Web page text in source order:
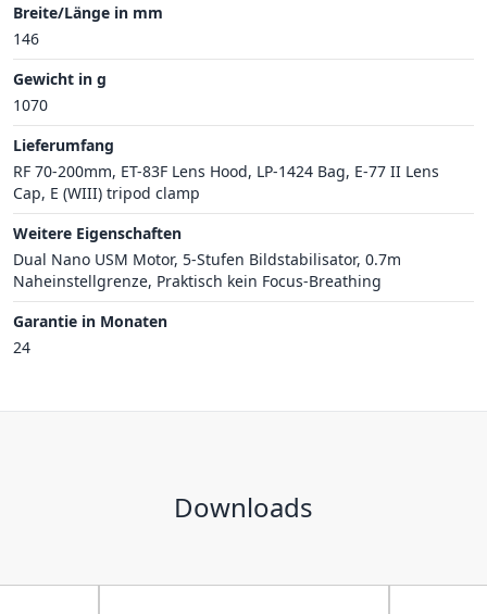
Breite/Länge in mm
146
Gewicht in g
1070
Lieferumfang
RF 70-200mm, ET-83F Lens Hood, LP-1424 Bag, E-77 II Lens
Cap, E (WIII) tripod clamp
Weitere Eigenschaften
Dual Nano USM Motor, 5-Stufen Bildstabilisator, 0.7m
Naheinstellgrenze, Praktisch kein Focus-Breathing
Garantie in Monaten
24
Downloads